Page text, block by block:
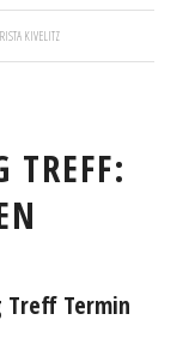
KIVELITZ
TREFF:
Termin